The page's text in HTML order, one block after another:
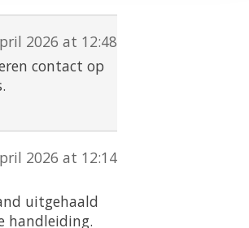
2026 at 12:48
contact op
2026 at 12:14
uitgehaald
handleiding.